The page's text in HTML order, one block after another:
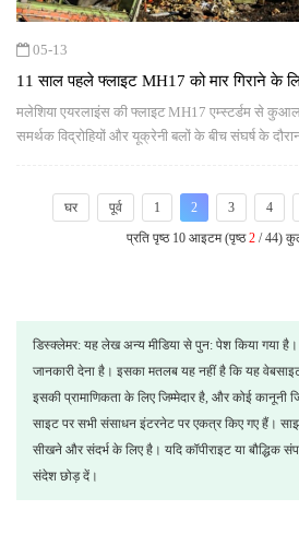
05-13
11 साल पहले फ्लाइट MH17 को मार गिराने के
फैसला, 298 लोगों की गई थी जान
मलेशिया एयरलाइंस की फ्लाइट MH17 एम्स्टर्डम से
समर्थक विद्रोहियों और यूक्रेनी बलों के बीच संघर्ष के
घर पूर्व 1 2 3 4
प्रति पृष्ठ 10 आइटम (पृष्ठ2/ 44)
डिस्क्लेमर: यह लेख अन्य मीडिया से पुन: पेश किया गया है।
जानकारी देना है। इसका मतलब यह नहीं है कि यह
इसकी प्रामाणिकता के लिए जिम्मेदार है, और कोई कानूनी
साइट पर सभी संसाधन इंटरनेट पर एकत्र किए गए हैं।
सीखने और संदर्भ के लिए है। यदि कॉपीराइट या बौद्धिक
संदेश छोड़ दें।